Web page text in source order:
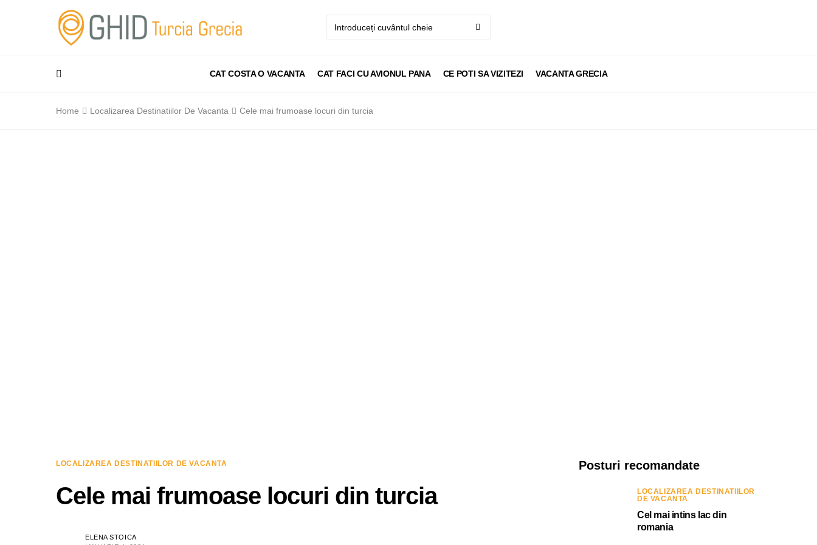
CAT COSTA O VACANTA CAT FACI CU AVIONUL PANA CE POTI SA VIZITEZI VACANTA GRECIA
Home Localizarea Destinatiilor De Vacanta Cele mai frumoase locuri din turcia
LOCALIZAREA DESTINATIILOR DE VACANTA
Cele mai frumoase locuri din turcia
ELENA STOICA
Posturi recomandate
LOCALIZAREA DESTINATIILOR
DE VACANTA
Cel mai intins lac din
romania